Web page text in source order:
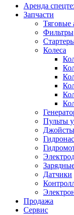
Аренда
Запчасти
Тяговые
Фильтры
Колеса
Пульты
Джойсты
Датчики
Продажа
Сервис